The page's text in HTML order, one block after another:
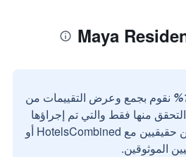
نقوم بجمع وعرض التقييمات من
منها فقط والتي تم إجراؤها
بواسطة مستخدمين حقيقيين مع HotelsCombined أو
الموثوقين.